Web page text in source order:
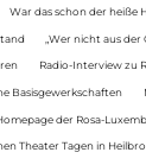
War das schon der heiße
„Wer nicht aus
Radio-Interview zu
Basisgewerkschaften
der Rosa-
Theater Tagen in